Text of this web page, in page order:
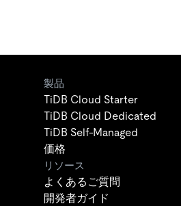
製品
TiDB Cloud Starter
TiDB Cloud Dedicated
TiDB Self-Managed
価格
リソース
よくあるご質問
開発者ガイド